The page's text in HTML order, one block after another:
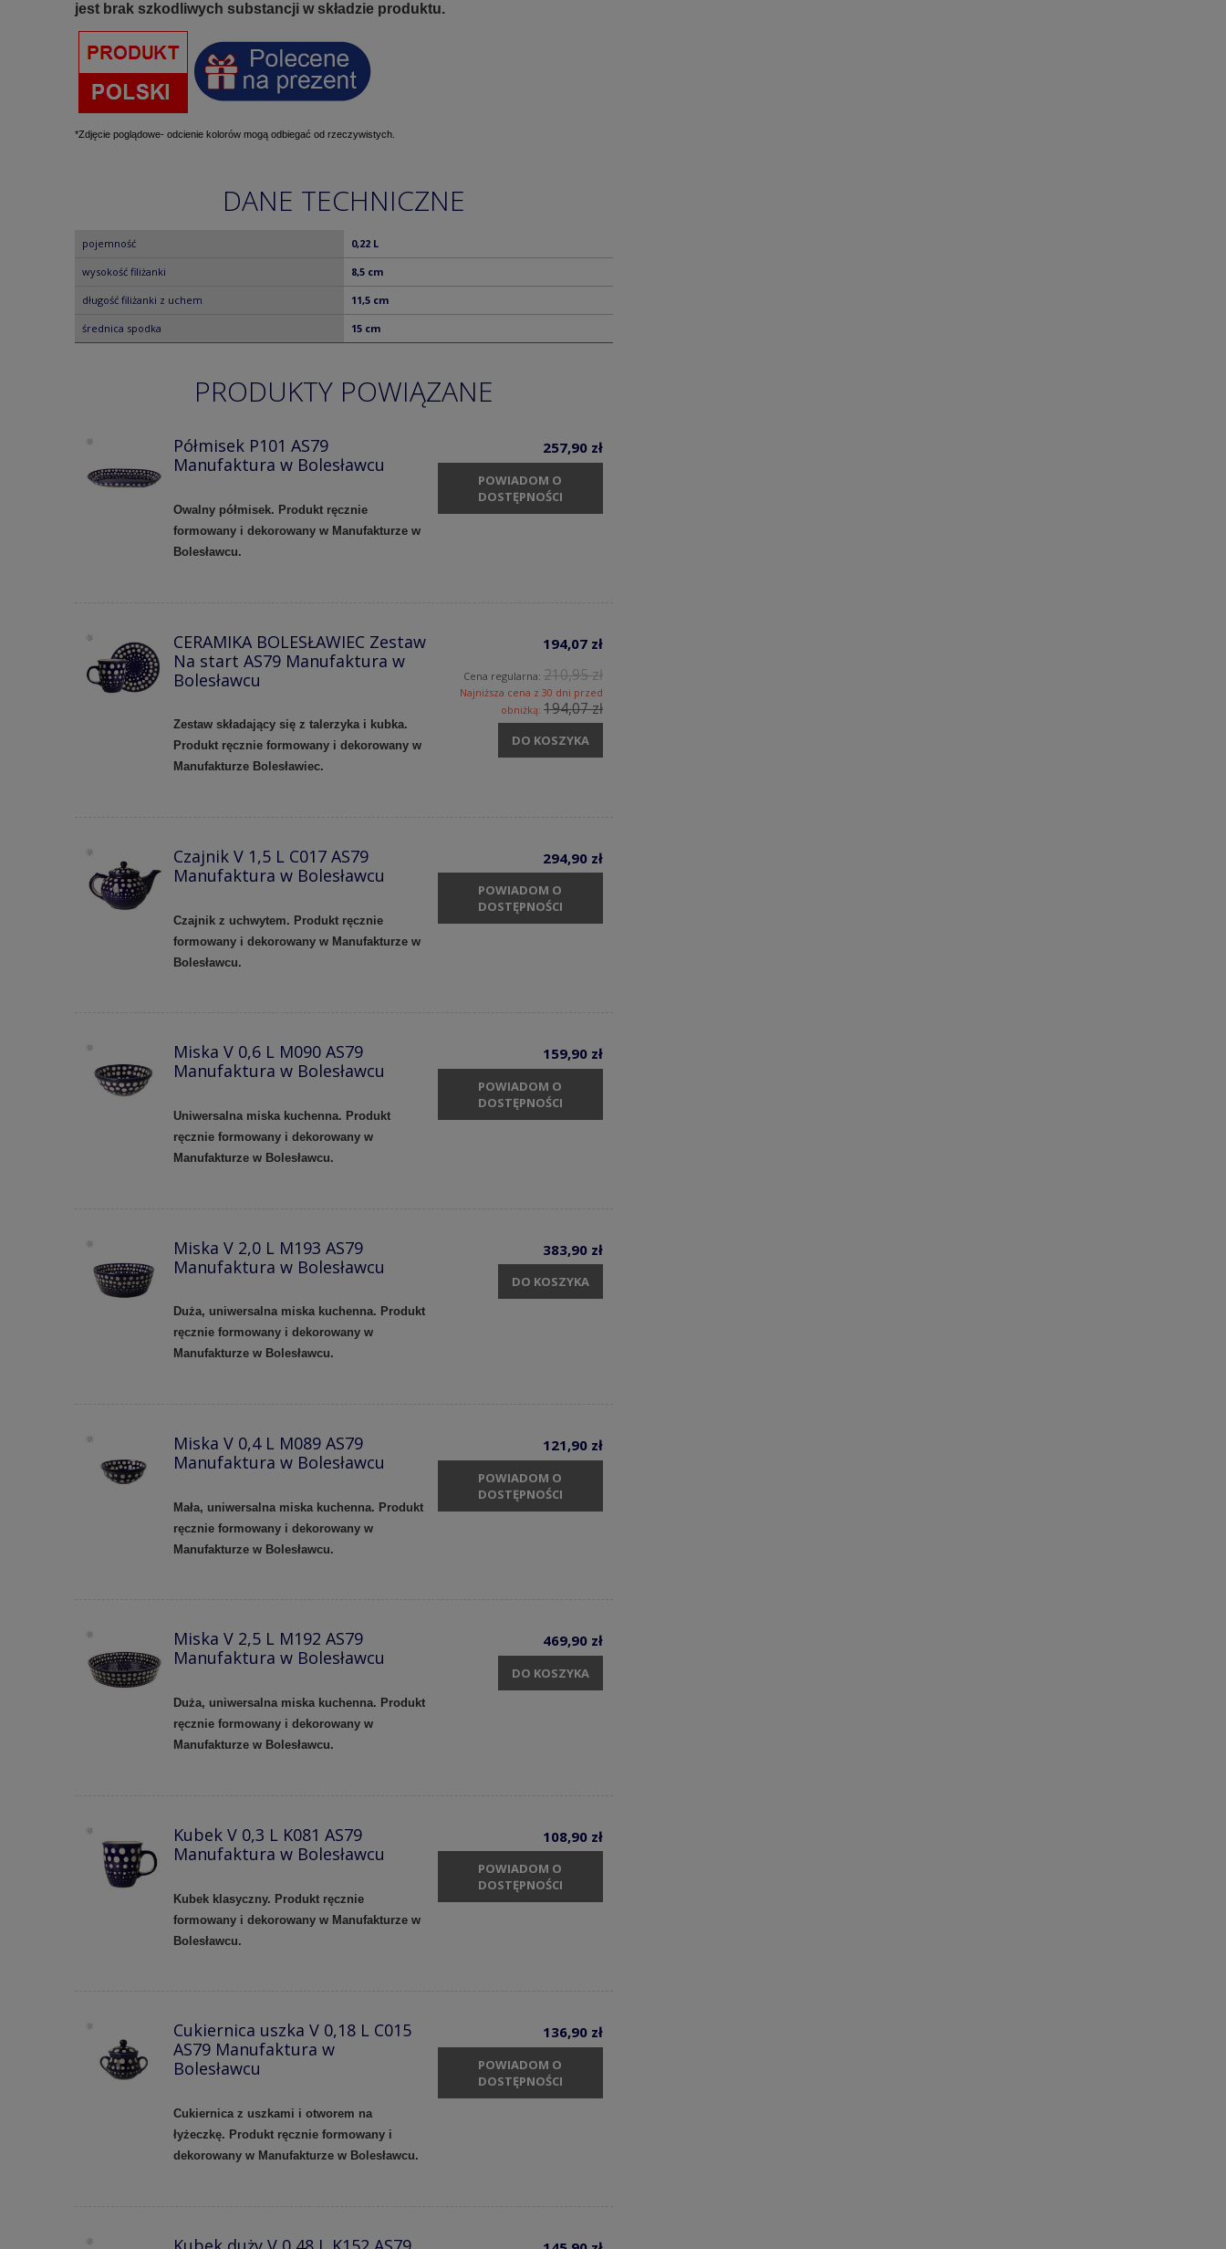
jest brak szkodliwych substancji w składzie produktu.
*Zdjęcie poglądowe- odcienie kolorów mogą odbiegać od rzeczywistych.
DANE TECHNICZNE
pojemność 0,22 L
wysokość filiżanki 8,5 cm
długość filiżanki z uchem 11,5 cm
średnica spodka 15 cm
PRODUKTY POWIĄZANE
Półmisek P101 AS79
Manufaktura w Bolesławcu
Owalny półmisek. Produkt ręcznie
formowany i dekorowany w Manufakturze w
Bolesławcu.
257,90 zł
POWIADOM O
DOSTĘPNOŚCI
CERAMIKA BOLESŁAWIEC Zestaw
Na start AS79 Manufaktura w
Bolesławcu
Zestaw składający się z talerzyka i kubka.
Produkt ręcznie formowany i dekorowany w
Manufakturze Bolesławiec.
194,07 zł
Cena regularna: 210,95 zł
Najniższa cena z 30 dni przed
obniżką: 194,07 zł
DO KOSZYKA
Czajnik V 1,5 L C017 AS79
Manufaktura w Bolesławcu
Czajnik z uchwytem. Produkt ręcznie
formowany i dekorowany w Manufakturze w
Bolesławcu.
294,90 zł
POWIADOM O
DOSTĘPNOŚCI
Miska V 0,6 L M090 AS79
Manufaktura w Bolesławcu
Uniwersalna miska kuchenna. Produkt
ręcznie formowany i dekorowany w
Manufakturze w Bolesławcu.
159,90 zł
POWIADOM O
DOSTĘPNOŚCI
Miska V 2,0 L M193 AS79
Manufaktura w Bolesławcu
Duża, uniwersalna miska kuchenna. Produkt
ręcznie formowany i dekorowany w
Manufakturze w Bolesławcu.
383,90 zł
DO KOSZYKA
Miska V 0,4 L M089 AS79
Manufaktura w Bolesławcu
Mała, uniwersalna miska kuchenna. Produkt
ręcznie formowany i dekorowany w
Manufakturze w Bolesławcu.
121,90 zł
POWIADOM O
DOSTĘPNOŚCI
Miska V 2,5 L M192 AS79
Manufaktura w Bolesławcu
Duża, uniwersalna miska kuchenna. Produkt
ręcznie formowany i dekorowany w
Manufakturze w Bolesławcu.
469,90 zł
DO KOSZYKA
Kubek V 0,3 L K081 AS79
Manufaktura w Bolesławcu
Kubek klasyczny. Produkt ręcznie
formowany i dekorowany w Manufakturze w
Bolesławcu.
108,90 zł
POWIADOM O
DOSTĘPNOŚCI
Cukiernica uszka V 0,18 L C015
AS79 Manufaktura w
Bolesławcu
Cukiernica z uszkami i otworem na
łyżeczkę. Produkt ręcznie formowany i
dekorowany w Manufakturze w Bolesławcu.
136,90 zł
POWIADOM O
DOSTĘPNOŚCI